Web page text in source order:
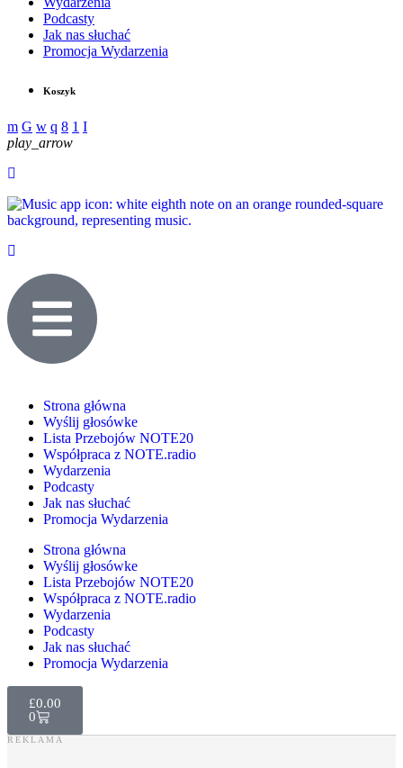
Podcasty
Jak nas słuchać
Promocja Wydarzenia
Koszyk
play_arrow
Strona główna
Wyślij głosówke
Lista Przebojów NOTE20
Współpraca z NOTE.radio
Wydarzenia
Podcasty
Jak nas słuchać
Promocja Wydarzenia
Strona główna
Wyślij głosówke
Lista Przebojów NOTE20
Współpraca z NOTE.radio
Wydarzenia
Podcasty
Jak nas słuchać
Promocja Wydarzenia
£0.00
0